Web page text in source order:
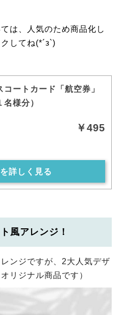
は、人気のため商品化し
してね(*´з`)
コートカード「航空券」
名様分）
￥495
詳しく見る
風アレンジ！
レンジですが、2大人気デザ
リジナル商品です）